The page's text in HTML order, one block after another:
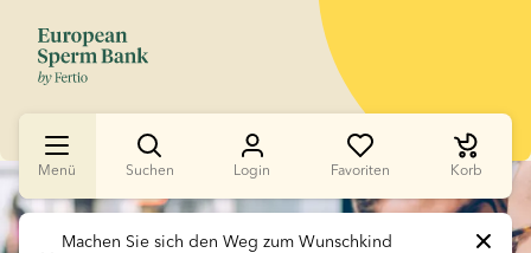
Menü Suchen Login Favoriten Korb
Machen Sie sich den Weg zum Wunschkind
Slide 1 of 1